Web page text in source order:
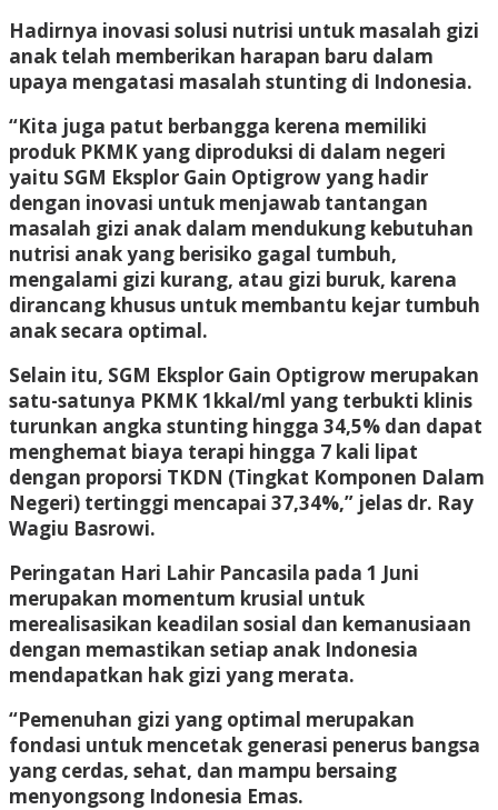
Hadirnya inovasi solusi nutrisi untuk masalah gizi
anak telah memberikan harapan baru dalam
upaya mengatasi masalah stunting di Indonesia.
“Kita juga patut berbangga kerena memiliki
produk PKMK yang diproduksi di dalam negeri
yaitu SGM Eksplor Gain Optigrow yang hadir
dengan inovasi untuk menjawab tantangan
masalah gizi anak dalam mendukung kebutuhan
nutrisi anak yang berisiko gagal tumbuh,
mengalami gizi kurang, atau gizi buruk, karena
dirancang khusus untuk membantu kejar tumbuh
anak secara optimal.
Selain itu, SGM Eksplor Gain Optigrow merupakan
satu-satunya PKMK 1kkal/ml yang terbukti klinis
turunkan angka stunting hingga 34,5% dan dapat
menghemat biaya terapi hingga 7 kali lipat
dengan proporsi TKDN (Tingkat Komponen Dalam
Negeri) tertinggi mencapai 37,34%,” jelas dr. Ray
Wagiu Basrowi.
Peringatan Hari Lahir Pancasila pada 1 Juni
merupakan momentum krusial untuk
merealisasikan keadilan sosial dan kemanusiaan
dengan memastikan setiap anak Indonesia
mendapatkan hak gizi yang merata.
“Pemenuhan gizi yang optimal merupakan
fondasi untuk mencetak generasi penerus bangsa
yang cerdas, sehat, dan mampu bersaing
menyongsong Indonesia Emas.